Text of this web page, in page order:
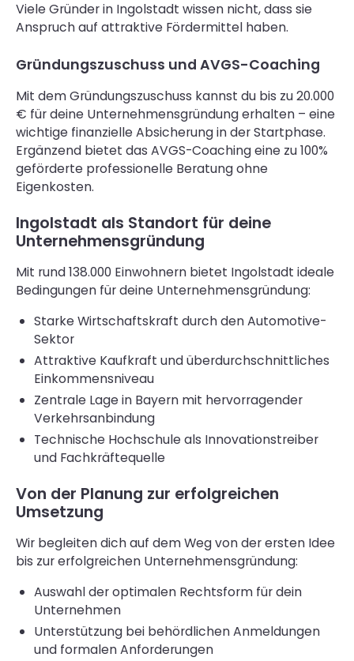
Viele Gründer in Ingolstadt wissen nicht, dass sie
Anspruch auf attraktive Fördermittel haben.
Gründungszuschuss und AVGS-Coaching
Mit dem Gründungszuschuss kannst du bis zu 20.000
€ für deine Unternehmensgründung erhalten – eine
wichtige finanzielle Absicherung in der Startphase.
Ergänzend bietet das AVGS-Coaching eine zu 100%
geförderte professionelle Beratung ohne
Eigenkosten.
Ingolstadt als Standort für deine
Unternehmensgründung
Mit rund 138.000 Einwohnern bietet Ingolstadt ideale
Bedingungen für deine Unternehmensgründung:
Starke Wirtschaftskraft durch den Automotive-
Sektor
Attraktive Kaufkraft und überdurchschnittliches
Einkommensniveau
Zentrale Lage in Bayern mit hervorragender
Verkehrsanbindung
Technische Hochschule als Innovationstreiber
und Fachkräftequelle
Von der Planung zur erfolgreichen
Umsetzung
Wir begleiten dich auf dem Weg von der ersten Idee
bis zur erfolgreichen Unternehmensgründung:
Auswahl der optimalen Rechtsform für dein
Unternehmen
Unterstützung bei behördlichen Anmeldungen
und formalen Anforderungen